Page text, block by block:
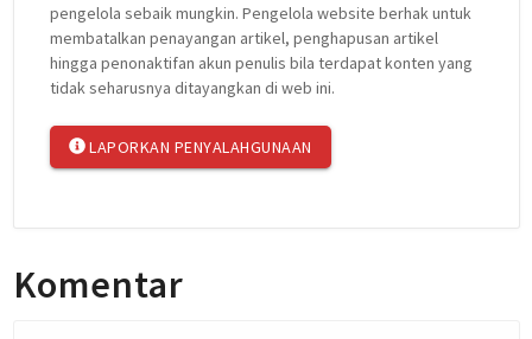
pengelola sebaik mungkin. Pengelola website berhak untuk
membatalkan penayangan artikel, penghapusan artikel
hingga penonaktifan akun penulis bila terdapat konten yang
tidak seharusnya ditayangkan di web ini.
LAPORKAN PENYALAHGUNAAN
Komentar